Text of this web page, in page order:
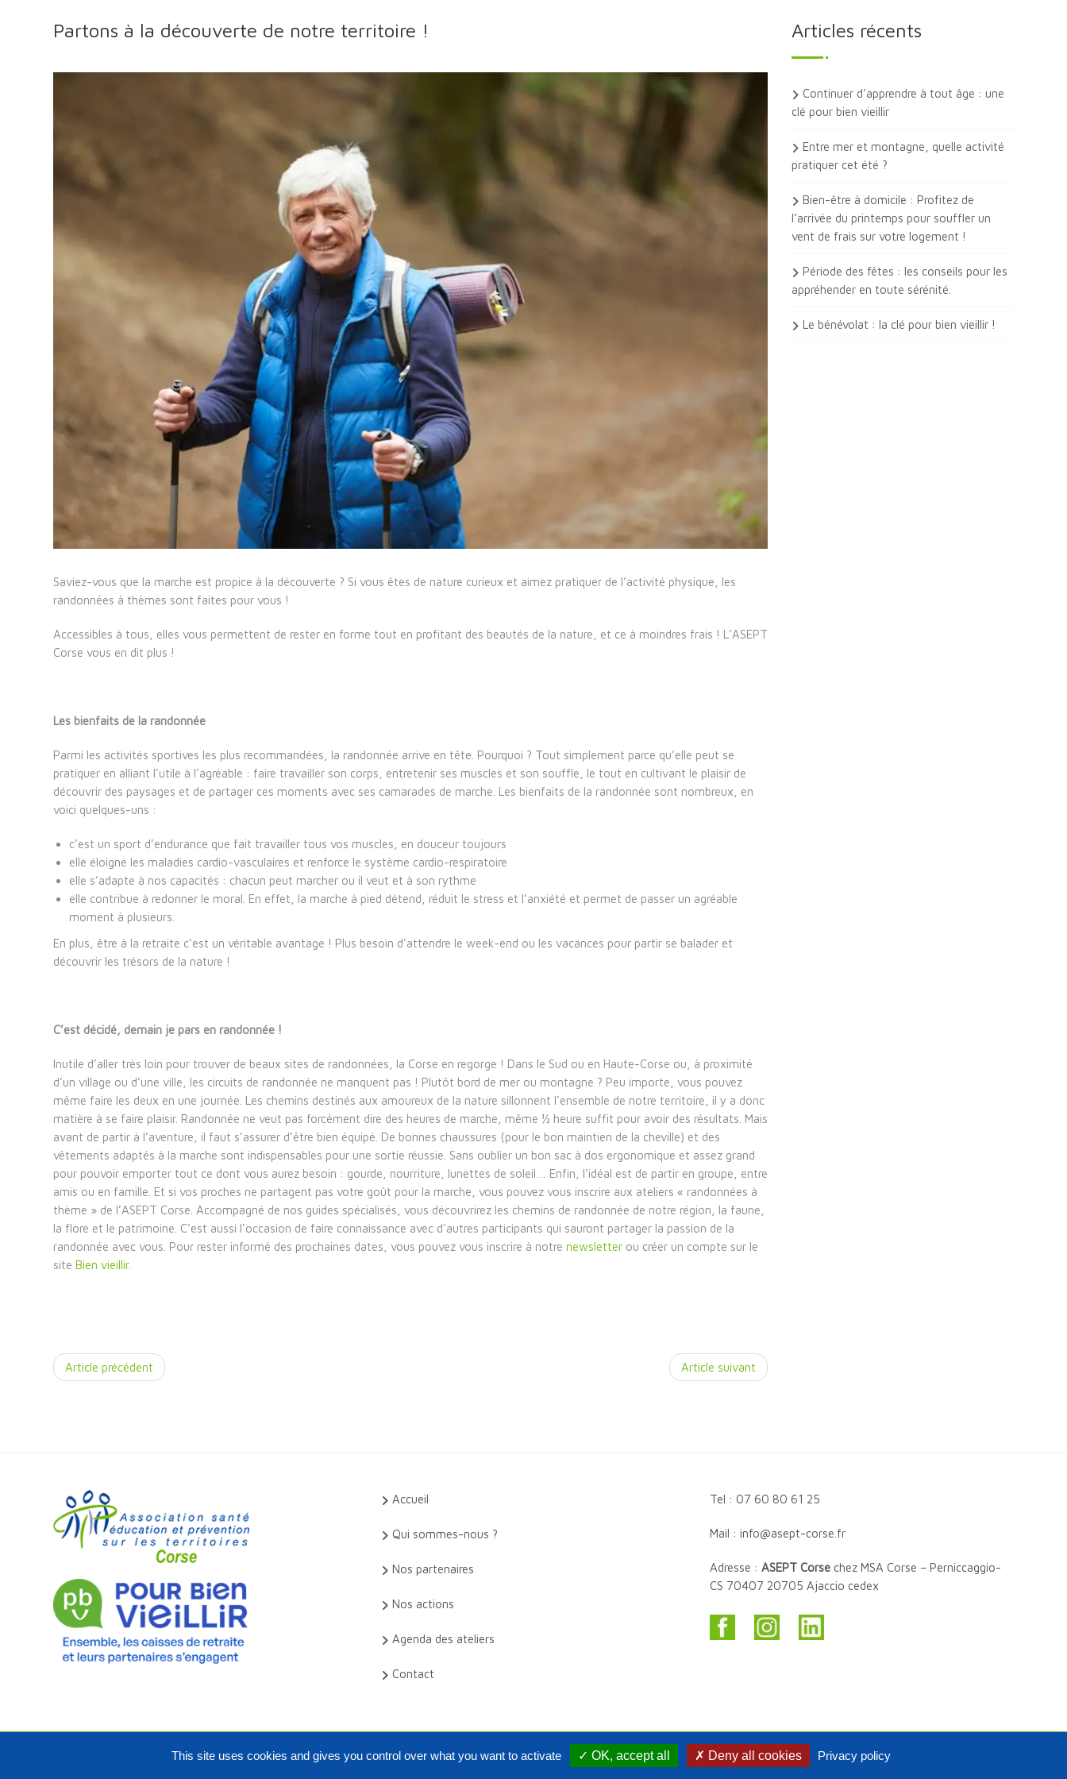
Partons à la découverte de notre territoire !
Saviez-vous que la marche est propice à la découverte ? Si vous êtes de nature curieux et aimez pratiquer de l’activité physique, les
randonnées à thèmes sont faites pour vous !
Accessibles à tous, elles vous permettent de rester en forme tout en profitant des beautés de la nature, et ce à moindres frais ! L’ASEPT
Corse vous en dit plus !
Les bienfaits de la randonnée
Parmi les activités sportives les plus recommandées, la randonnée arrive en tête. Pourquoi ? Tout simplement parce qu’elle peut se
pratiquer en alliant l’utile à l’agréable : faire travailler son corps, entretenir ses muscles et son souffle, le tout en cultivant le plaisir de
découvrir des paysages et de partager ces moments avec ses camarades de marche. Les bienfaits de la randonnée sont nombreux, en
voici quelques-uns :
c’est un sport d’endurance que fait travailler tous vos muscles, en douceur toujours
elle éloigne les maladies cardio-vasculaires et renforce le système cardio-respiratoire
elle s’adapte à nos capacités : chacun peut marcher ou il veut et à son rythme
elle contribue à redonner le moral. En effet, la marche à pied détend, réduit le stress et l’anxiété et permet de passer un agréable
moment à plusieurs.
En plus, être à la retraite c’est un véritable avantage ! Plus besoin d’attendre le week-end ou les vacances pour partir se balader et
découvrir les trésors de la nature !
C’est décidé, demain je pars en randonnée !
Inutile d’aller très loin pour trouver de beaux sites de randonnées, la Corse en regorge ! Dans le Sud ou en Haute-Corse ou, à proximité
d’un village ou d’une ville, les circuits de randonnée ne manquent pas ! Plutôt bord de mer ou montagne ? Peu importe, vous pouvez
même faire les deux en une journée. Les chemins destinés aux amoureux de la nature sillonnent l’ensemble de notre territoire, il y a donc
matière à se faire plaisir. Randonnée ne veut pas forcément dire des heures de marche, même ½ heure suffit pour avoir des résultats. Mais
avant de partir à l’aventure, il faut s’assurer d’être bien équipé. De bonnes chaussures (pour le bon maintien de la cheville) et des
vêtements adaptés à la marche sont indispensables pour une sortie réussie. Sans oublier un bon sac à dos ergonomique et assez grand
pour pouvoir emporter tout ce dont vous aurez besoin : gourde, nourriture, lunettes de soleil… Enfin, l’idéal est de partir en groupe, entre
amis ou en famille. Et si vos proches ne partagent pas votre goût pour la marche, vous pouvez vous inscrire aux ateliers « randonnées à
thème » de l’ASEPT Corse. Accompagné de nos guides spécialisés, vous découvrirez les chemins de randonnée de notre région, la faune,
la flore et le patrimoine. C’est aussi l’occasion de faire connaissance avec d’autres participants qui sauront partager la passion de la
randonnée avec vous. Pour rester informé des prochaines dates, vous pouvez vous inscrire à notre newsletter ou créer un compte sur le
site Bien vieillir.
Article précédent Article suivant
Articles récents
Continuer d’apprendre à tout âge : une
clé pour bien vieillir
Entre mer et montagne, quelle activité
pratiquer cet été ?
Bien-être à domicile : Profitez de
l’arrivée du printemps pour souffler un
vent de frais sur votre logement !
Période des fêtes : les conseils pour les
appréhender en toute sérénité.
Le bénévolat : la clé pour bien vieillir !
Accueil
Qui sommes-nous ?
Nos partenaires
Nos actions
Agenda des ateliers
Contact
Tel : 07 60 80 61 25
Mail : info@asept-corse.fr
Adresse : ASEPT Corsechez MSA Corse – Perniccaggio-
CS 70407 20705 Ajaccio cedex
Copyright Asept Corse 2020. Tous droits réservés.
This site uses cookies and gives you control over what you want to activate ✓ OK, accept all ✗ Deny all cookies Privacy policy